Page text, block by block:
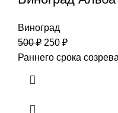
Виноград
500₽ 250 ₽
Раннего срока